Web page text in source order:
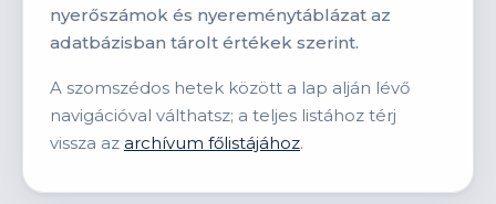
nyerőszámok és nyereménytáblázat az
adatbázisban tárolt értékek szerint.
A szomszédos hetek között a lap alján lévő
navigációval válthatsz; a teljes listához térj
vissza az archívum főlistájához.